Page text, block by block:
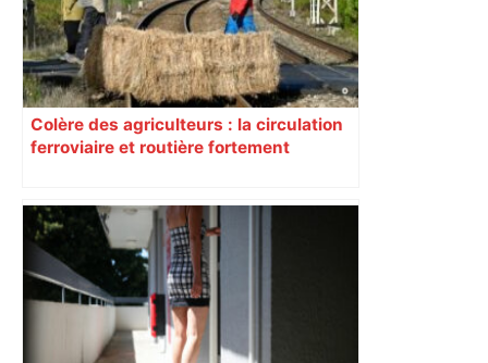
Colère des agriculteurs : la circulation
ferroviaire et routière fortement